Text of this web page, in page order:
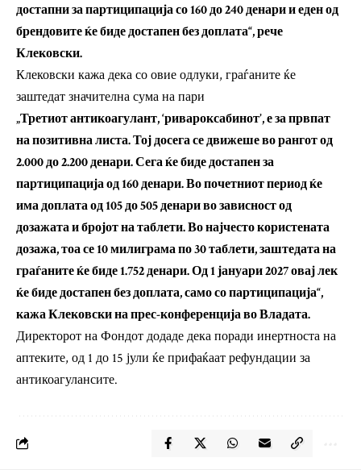
достапни за партиципација со 160 до 240 денари и еден од
брендовите ќе биде достапен без доплата“, рече
Клековски.
Клековски кажа дека со овие одлуки, граѓаните ќе
заштедат значителна сума на пари
„Третиот антикоагулант, ‘ривароксабинот’, е за првпат
на позитивна листа. Тој досега се движеше во рангот од
2.000 до 2.200 денари. Сега ќе биде достапен за
партиципација од 160 денари. Во почетниот период ќе
има доплата од 105 до 505 денари во зависност од
дозажата и бројот на таблети. Во најчесто користената
дозажа, тоа се 10 милиграма по 30 таблети, заштедата на
граѓаните ќе биде 1.752 денари. ​Од 1 јануари 2027 овај лек
ќе биде достапен без доплата, само со партиципација“,
кажа Клековски на прес-конференција во Владата.
Директорот на Фондот додаде дека поради инертноста на
аптеките, од 1 до 15 јули ќе прифаќаат рефундации за
антикоагулансите.